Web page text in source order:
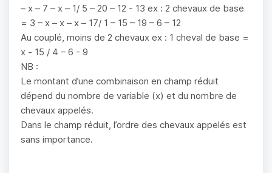
– x – 7 – x – 1/ 5 – 20 – 12 - 13 ex : 2 chevaux de base
= 3 – x – x – x – 17/ 1 – 15 – 19 – 6 – 12
Au couplé, moins de 2 chevaux ex : 1 cheval de base =
x - 15 / 4 – 6 - 9
NB :
Le montant d’une combinaison en champ réduit
dépend du nombre de variable (x) et du nombre de
chevaux appelés.
Dans le champ réduit, l’ordre des chevaux appelés est
sans importance.